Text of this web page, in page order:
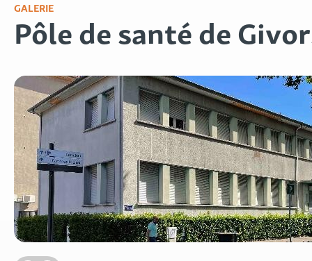
GALERIE
Pôle de santé de